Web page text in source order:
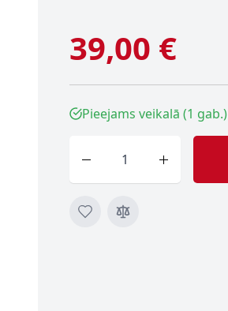
39,00 €
Pieejams veikalā (1 gab.)